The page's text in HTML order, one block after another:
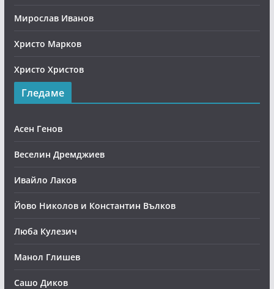
Мирослав Иванов
Христо Марков
Христо Христов
Гледаме
Асен Генов
Веселин Дремджиев
Ивайло Лаков
Йово Николов и Константин Вълков
Люба Кулезич
Манол Глишев
Сашо Диков